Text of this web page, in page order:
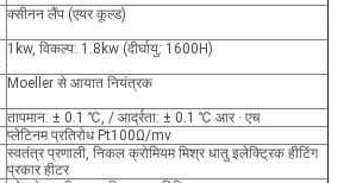
क्सीनन लैंप (एयर कूल्ड)
1kw, विकल्प: 1.8kw (दीर्घायु: 1600H)
Moeller से आयात नियंत्रक
तापमान: ± 0.1 ℃, / आर्द्रता: ± 0.1 ℃ आर · एच
प्लेटिनम प्रतिरोध Pt100Ω/mv
स्वतंत्र प्रणाली, निकल क्रोमियम मिश्र धातु इलेक्ट्रिक हीटिंग
प्रकार हीटर